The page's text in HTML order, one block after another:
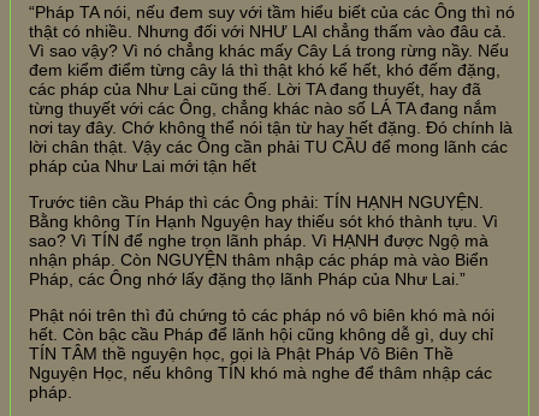
“Pháp TA nói, nếu đem suy với tầm hiểu biết của các Ông thì nó
thật có nhiều. Nhưng đối với NHƯ LAI chẳng thấm vào đâu cả.
Vì sao vậy? Vì nó chẳng khác mấy Cây Lá trong rừng nầy. Nếu
đem kiểm điểm từng cây lá thì thật khó kể hết, khó đếm đặng,
các pháp của Như Lai cũng thế. Lời TA đang thuyết, hay đã
từng thuyết với các Ông, chẳng khác nào số LÁ TA đang nắm
nơi tay đây. Chớ không thể nói tận từ hay hết đặng. Đó chính là
lời chân thật. Vậy các Ông cần phải TU CẦU để mong lãnh các
pháp của Như Lai mới tận hết
Trước tiên cầu Pháp thì các Ông phải: TÍN HẠNH NGUYỆN.
Bằng không Tín Hạnh Nguyện hay thiếu sót khó thành tựu. Vì
sao? Vì TÍN để nghe trọn lãnh pháp. Vì HẠNH được Ngộ mà
nhận pháp. Còn NGUYỆN thâm nhập các pháp mà vào Biển
Pháp, các Ông nhớ lấy đặng thọ lãnh Pháp của Như Lai.”
Phật nói trên thì đủ chứng tỏ các pháp nó vô biên khó mà nói
hết. Còn bậc cầu Pháp để lãnh hội cũng không dễ gì, duy chỉ
TÍN TÂM thề nguyện học, gọi là Phật Pháp Vô Biên Thề
Nguyện Học, nếu không TÍN khó mà nghe để thâm nhập các
pháp.